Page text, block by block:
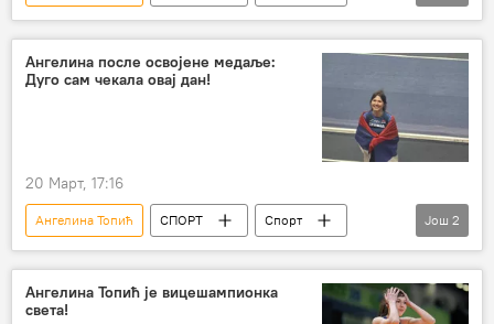
Атлетика
Ивана Шпановић
Остали спортови
Ангелина после освојене медаље:
Дуго сам чекала овај дан!
20 Март, 17:16
Ангелина Топић СПОРТ
Спорт
Остали спортови
Атлетика
Још 2
Ангелина Топић је вицешампионка
света!